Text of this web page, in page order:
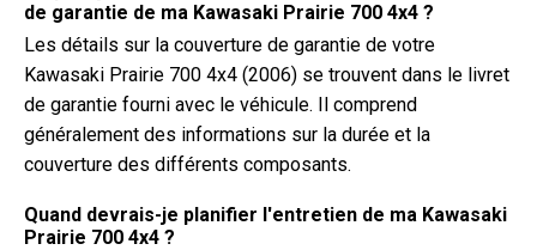
de garantie de ma Kawasaki Prairie 700 4x4 ?
Les détails sur la couverture de garantie de votre
Kawasaki Prairie 700 4x4 (2006) se trouvent dans le livret
de garantie fourni avec le véhicule. Il comprend
généralement des informations sur la durée et la
couverture des différents composants.
Quand devrais-je planifier l'entretien de ma Kawasaki
Prairie 700 4x4 ?